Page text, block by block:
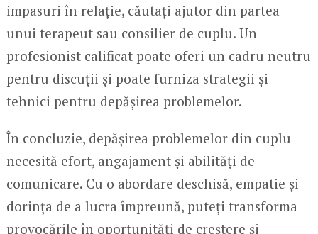
impasuri în relație, căutați ajutor din partea
unui terapeut sau consilier de cuplu. Un
profesionist calificat poate oferi un cadru neutru
pentru discuții și poate furniza strategii și
tehnici pentru depășirea problemelor.
În concluzie, depășirea problemelor din cuplu
necesită efort, angajament și abilități de
comunicare. Cu o abordare deschisă, empatie și
dorința de a lucra împreună, puteți transforma
provocările în oportunități de creștere și